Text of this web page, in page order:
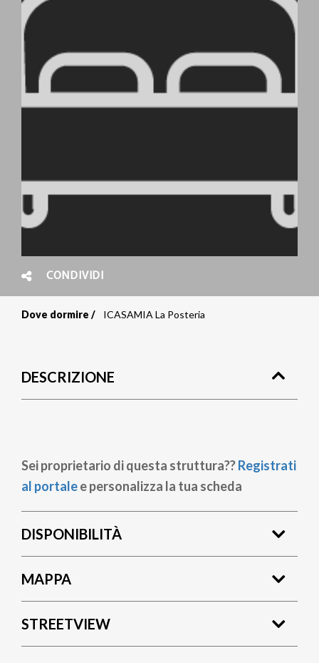
CONDIVIDI
pane
Dove dormire ICASAMIA La Posteria
DESCRIZIONE
Sei proprietario di questa struttura??Registrati
al portalee personalizza la tua scheda
DISPONIBILITÀ
MAPPA
STREETVIEW